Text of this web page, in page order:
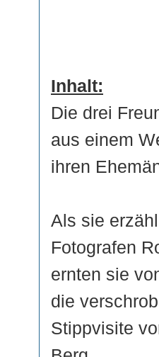
Inhalt:
Die drei
aus einem
ihren
Als sie
Fotografen
ernten sie
die
Stippvisite